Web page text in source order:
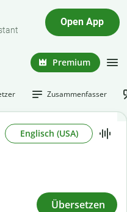
Open App
Premium
Zusammenfasser
Englisch (USA)
Übersetzen